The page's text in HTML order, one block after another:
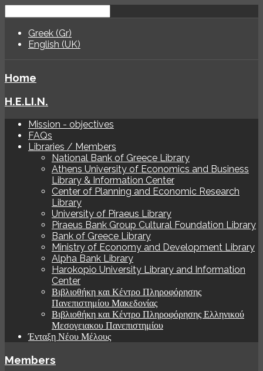
Greek (Gr)
English (UK)
Home
H.E.LI.N.
Mission - objectives
FAQs
Libraries / Members
National Bank of Greece Library
Athens University of Economics and Business
Library & Information Center
Center of Planning and Economic Research
Library
University of Piraeus Library
Piraeus Bank Group Cultural Foundation Library
Bank of Greece Library
Ministry of Economy and Development Library
Alpha Bank Library
Harokopio University Library and Information
Center
Βιβλιοθήκη και Κέντρο Πληροφόρησης
Πανεπιστημίου Μακεδονίας
Βιβλιοθήκη και Κέντρο Πληροφόρησης Ελληνικού
Μεσογειακου Πανεπιστημίου
Ένταξη Νέου Μέλους
Members